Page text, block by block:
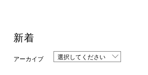
新着
選択してください